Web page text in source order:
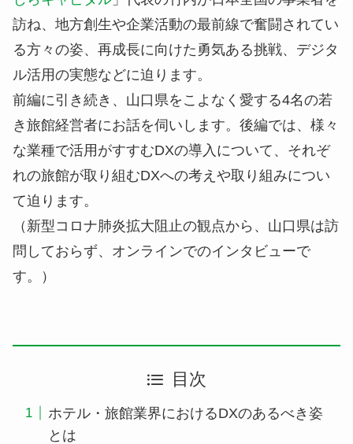
訪ね、地方創生や企業活動の最前線で奮闘されてい
る方々の姿、再成長に向けた勇気ある挑戦、デジタ
ル活用の実態などに迫ります。
前編に引き続き、山口県をこよなく愛する4名の若
き旅館経営者にお話を伺いします。後編では、様々
な業種で活用がすすむDXの導入について、それぞ
れの旅館が取り組むDXへの考えや取り組みについ
て迫ります。
（新型コロナ肺炎拡大阻止の観点から、山口県は訪
問しておらず、オンラインでのインタビューで
す。）
目次
ホテル・旅館業界におけるDXのあるべき姿
とは